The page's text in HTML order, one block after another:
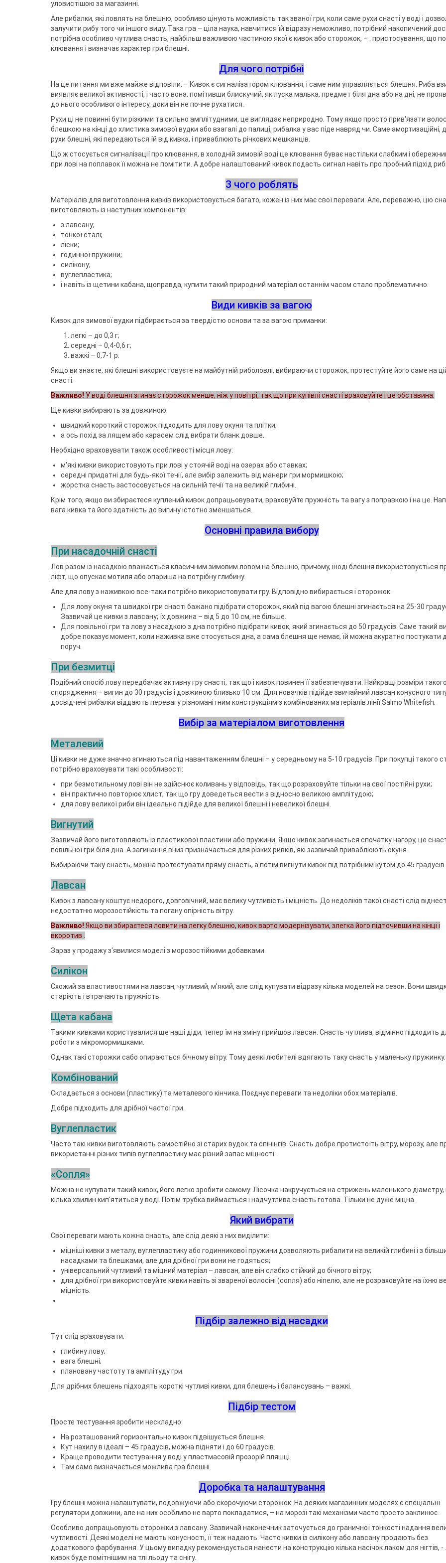
спінінгіста
Грузила
Повідковий матеріал
Аксесуари для монтажу
Гачки фідерні
Підставки та тримачі
Рід-поди
Підставки
Бузбари
Відра
Сіта
Джиг-ріг
Fisher Club
SinkFish
уловистішою за магазинні.
Але рибалки, які ловлять на блешню, особливо цінують можливість так званої гри, коли саме рухи снасті у воді і
залучити рибу того чи іншого виду. Така гра – ціла наука, навчитися їй відразу неможливо, потрібний накопичений
потрібна особливо чутлива снасть, найбільш важливою частиною якої є кивок або сторожок, – . пристосування, що
клювання і визначає характер гри блешні.
Для чого потрібні
На це питання ми вже майже відповіли, – Кивок є сигналізатором клювання, і саме ним управляється блешня. Риба
виявляє великої активності, і часто вона, помітивши блискучий, як луска малька, предмет біля дна або на дні, не
до нього особливого інтересу, доки він не почне рухатися.
Рухи ці не повинні бути різкими та сильно амплітудними, це виглядає неприродно. Тому якщо просто прив'язати
блешкою ​​на кінці до хлистика зимової вудки або взагалі до палиці, рибалка у вас піде навряд чи. Саме амортизаційні,
рухи блешні, які передаються їй від кивка, і приваблюють річкових мешканців.
Що ж стосується сигналізації про клювання, в холодній зимовій воді це клювання буває настільки слабким і
при лові на поплавок її можна не помітити. А добре налаштований кивок подасть сигнал навіть про пробний підхід
З чого роблять
Матеріалів для виготовлення кивків використовується багато, кожен із них має свої переваги. Але, переважно, цю
виготовляють із наступних компонентів:
з лавсану;
тонкої сталі;
ліски;
годинної пружини;
силікону;
вуглепластика;
і навіть із щетини кабана, щоправда, купити такий природний матеріал останнім часом стало проблематично.
Види кивків за вагою
Кивок для зимової вудки підбирається за твердістю основи та за вагою приманки:
легкі – до 0,3 г;
середні – 0,4-0,6 г;
важкі – 0,7-1 р.
Якщо ви знаєте, які блешні використовуєте на майбутній риболовлі, вибираючи сторожок, протестуйте його саме на
снасті.
Важливо! У воді блешня згинає сторожок менше, ніж у повітрі, так що при купівлі снасті враховуйте і це обставина.
Ще кивки вибирають за довжиною:
швидкий короткий сторожок підходить для лову окуня та плітки;
а ось похід за лящем або карасем слід вибрати бланк довше.
Необхідно враховувати також особливості місця лову:
м'які кивки використовують при лові у стоячій воді на озерах або ставках;
середні придатні для будь-якої течії, але вибір залежить від манери гри мормишкою;
жорстка снасть застосовується на сильній течії та на великій глибині.
Крім того, якщо ви збираєтеся куплений кивок допрацьовувати, враховуйте пружність та вагу з поправкою і на це.
вага кивка та його здатність до вигину істотно зменшаться.
Основні правила вибору
При насадочній снасті
Лов разом із насадкою вважається класичним зимовим ловом на блешню, причому, іноді блешня використовується
ліфт, що опускає мотиля або опариша на потрібну глибину.
Але для лову з наживкою все-таки потрібно використовувати гру. Відповідно вибирається і сторожок:
Для лову окуня та швидкої гри снасті бажано підібрати сторожок, який під вагою блешні згинається на 25-30
Зазвичай це кивки з лавсану; їх довжина – від 5 до 10 см, не більше.
Для повільної гри та лову з насадкою з дна потрібно підібрати кивок, який згинається до 50 градусів. Саме такий
добре показує момент, коли наживка вже стосується дна, а сама блешня ще немає, їй можна акуратно постукати
поруч.
При безмитці
Подібний спосіб лову передбачає активну гру снасті, так що і кивок повинен її забезпечувати. Найкращі розміри такого
спорядження – вигин до 30 градусів і довжиною близько 10 см. Для новачків підійде звичайний лавсан конусного
досвідчені рибалки віддають перевагу різноманітним конструкціям з комбінованих матеріалів лінії Salmo Whitefish.
Вибір за матеріалом виготовлення
Металевий
Ці кивки не дуже значно згинаються під навантаженням блешні – у середньому на 5-10 градусів. При покупці такого
потрібно враховувати такі особливості:
при безмотильному лові він не здійснює коливань у відповідь, так що розраховуйте тільки на свої постійні рухи;
він практично повторює хлист, так що гру доведеться вести з відносно великою амплітудою;
для лову великої риби він ідеально підійде для великої блешні і невеликої блешні.
Вигнутий
Зазвичай його виготовляють із пластикової пластини або пружини. Якщо кивок загинається спочатку нагору, це
повільної гри біля дна. А загинання вниз призначається для різких ривків, які зазвичай приваблюють окуня.
Вибираючи таку снасть, можна протестувати пряму снасть, а потім вигнути кивок під потрібним кутом до 45 градусів.
Лавсан
Кивок з лавсану коштує недорого, довговічний, має велику чутливість і міцність. До недоліків такої снасті слід
недостатню морозостійкість та погану опірність вітру.
Важливо! Якщо ви збираєтеся ловити на легку блешню, кивок варто модернізувати, злегка його підточивши на кінці і
вкоротив .
Зараз у продажу з'явилися моделі з морозостійкими добавками.
Силікон
Схожий за властивостями на лавсан, чутливий, м'який, але слід купувати відразу кілька моделей на сезон. Вони
старіють і втрачають пружність.
Щета кабана
Такими кивками користувалися ще наші діди, тепер їм на зміну прийшов лавсан. Снасть чутлива, відмінно підходить
роботи з мікромормишками.
Однак такі сторожки сабо опираються бічному вітру. Тому деякі любителі вдягають таку снасть у маленьку пружинку.
Комбінований
Складається з основи (пластику) та металевого кінчика. Поєднує переваги та недоліки обох матеріалів.
Добре підходить для дрібної частої гри.
Вуглепластик
Часто такі кивки виготовляють самостійно зі старих вудок та спінінгів. Снасть добре протистоїть вітру, морозу, але
використанні різних типів вуглепластику має різний запас міцності.
«Сопля»
Можна не купувати такий кивок, його легко зробити самому. Лісочка накручується на стрижень маленького діаметру,
кілька хвилин кип'ятиться у воді. Потім трубка виймається і надчутлива снасть готова. Тільки не дуже міцна.
Який вибрати
Свої переваги мають кожна снасть, але слід деякі з них виділити:
міцніші кивки з металу, вуглепластику або годинникової пружини дозволяють рибалити на великій глибині і з
насадками та блешками, але для дрібної гри вони не годяться;
універсальний чутливий та міцний матеріал – лавсан, але він слабко стійкий до бічного вітру;
для дрібної гри використовуйте кивки навіть зі звареної волосіні (сопля) або ніпелю, але не розраховуйте на їхню
міцність.
Підбір залежно від насадки
Тут слід враховувати:
глибину лову;
вага блешні;
плановану частоту та амплітуду гри.
Для дрібних блешень підходять короткі чутливі кивки, для блешень і балансувань – важкі.
Підбір тестом
Просте тестування зробити нескладно:
На розташований горизонтально кивок підвішується блешня.
Кут нахилу в ідеалі – 45 градусів, можна підняти і до 60 градусів.
Краще проводити тестування у воді у пластмасовій прозорій пляшці.
Там само визначається можлива гра блешні.
Доробка та налаштування
Гру блешні можна налаштувати, подовжуючи або скорочуючи сторожок. На деяких магазинних моделях є спеціальні
регулятори довжини, але на них особливо не варто покладатися, – на морозі такі механізми часто просто заклинює.
Особливо допрацьовують сторожки з лавсану. Зазвичай наконечник заточується до граничної тонкості надання
чутливості. Деякі моделі не мають конусності, її теж надають. Часто кивки із силікону або лавсану продають без
додаткового фарбування. У цьому випадку рекомендується нанести на конструкцію кілька насічок лаком для нігтів, -
кивок буде помітнішим на тлі льоду та снігу.